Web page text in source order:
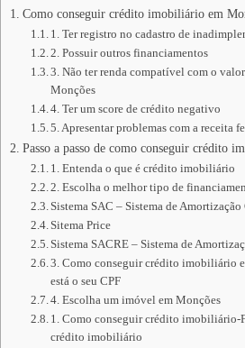
Como conseguir crédito imobiliário em
1. Ter registro no cadastro de
2. Possuir outros financiamentos
3. Não ter renda compatível com o
Monções
4. Ter um score de crédito negativo
5. Apresentar problemas com a receita
Passo a passo de como conseguir crédito
1. Entenda o que é crédito imobiliário
2. Escolha o melhor tipo de
Sistema SAC – Sistema de
Sitema Price
Sistema SACRE – Sistema de
3. Como conseguir crédito imobiliário
está o seu CPF
4. Escolha um imóvel em Monções
1. Como conseguir crédito imobiliário-
crédito imobiliário